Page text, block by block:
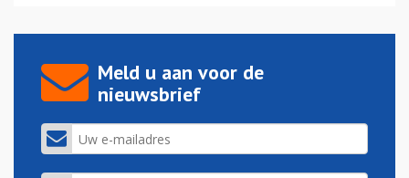
Meld u aan voor de
nieuwsbrief